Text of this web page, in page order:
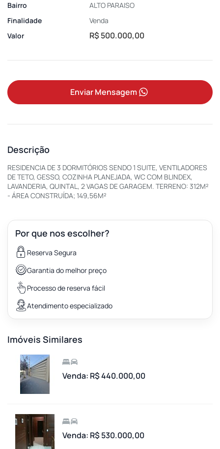
Bairro
ALTO PARAISO
Finalidade
Venda
Valor
R$ 500.000,00
Enviar Mensagem
Descrição
RESIDENCIA DE 3 DORMITÓRIOS SENDO 1 SUITE, VENTILADORES
DE TETO, GESSO, COZINHA PLANEJADA, WC COM BLINDEX,
LAVANDERIA, QUINTAL, 2 VAGAS DE GARAGEM. TERRENO: 312M²
- ÁREA CONSTRUÍDA; 149,56M²
Por que nos escolher?
Reserva Segura
Garantia do melhor preço
Processo de reserva fácil
Atendimento especializado
Imóveis Similares
Venda: R$ 440.000,00
Venda: R$ 530.000,00